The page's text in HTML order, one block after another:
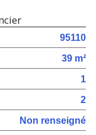
95110
39 m²
1
2
Non renseigné